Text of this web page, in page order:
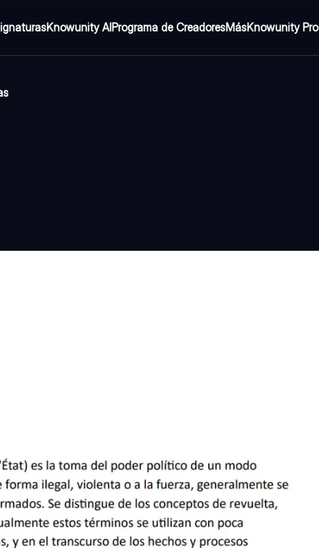
Knowunity AIPrograma de CreadoresMásKnowunity Pro